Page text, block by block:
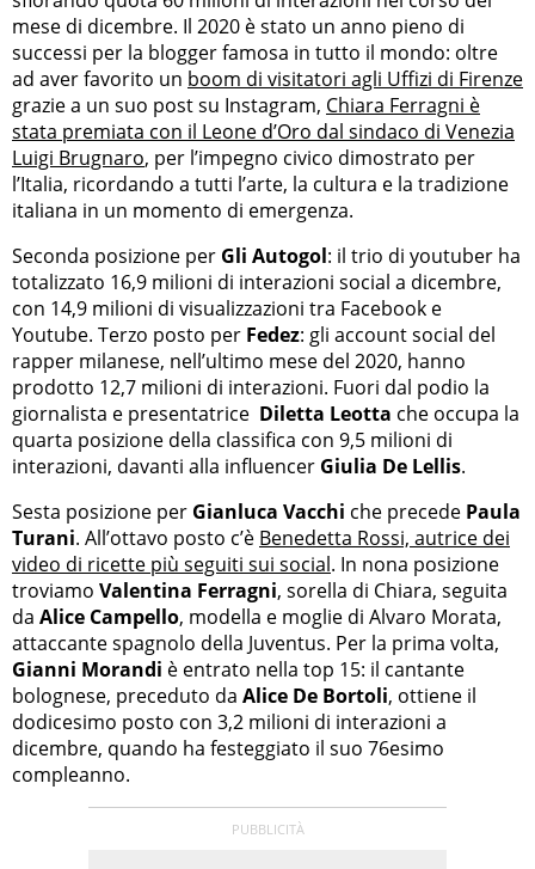
mese di dicembre. Il 2020 è stato un anno pieno di
successi per la blogger famosa in tutto il mondo: oltre
ad aver favorito un boom di visitatori agli Uffizi di Firenze
grazie a un suo post su Instagram, Chiara Ferragni è
stata premiata con il Leone d’Oro dal sindaco di Venezia
Luigi Brugnaro, per l’impegno civico dimostrato per
l’Italia, ricordando a tutti l’arte, la cultura e la tradizione
italiana in un momento di emergenza.
Seconda posizione per Gli Autogol: il trio di youtuber ha
totalizzato 16,9 milioni di interazioni social a dicembre,
con 14,9 milioni di visualizzazioni tra Facebook e
Youtube. Terzo posto per Fedez: gli account social del
rapper milanese, nell’ultimo mese del 2020, hanno
prodotto 12,7 milioni di interazioni. Fuori dal podio la
giornalista e presentatrice Diletta Leotta che occupa la
quarta posizione della classifica con 9,5 milioni di
interazioni, davanti alla influencer Giulia De Lellis.
Sesta posizione per Gianluca Vacchi che precede Paula
Turani. All’ottavo posto c’è Benedetta Rossi, autrice dei
video di ricette più seguiti sui social. In nona posizione
troviamo Valentina Ferragni, sorella di Chiara, seguita
da Alice Campello, modella e moglie di Alvaro Morata,
attaccante spagnolo della Juventus. Per la prima volta,
Gianni Morandi è entrato nella top 15: il cantante
bolognese, preceduto da Alice De Bortoli, ottiene il
dodicesimo posto con 3,2 milioni di interazioni a
dicembre, quando ha festeggiato il suo 76esimo
compleanno.